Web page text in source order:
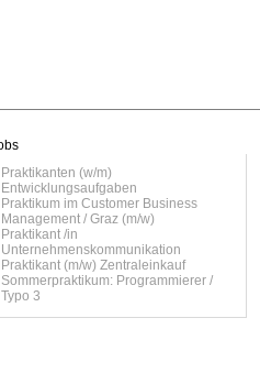
Praktikanten (w/m)
Entwicklungsaufgaben
Praktikum im Customer Business
Management / Graz (m/w)
Praktikant /in
Unternehmenskommunikation
Praktikant (m/w) Zentraleinkauf
Sommerpraktikum: Programmierer /
Typo 3